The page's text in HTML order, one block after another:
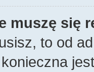
muszę się
to od